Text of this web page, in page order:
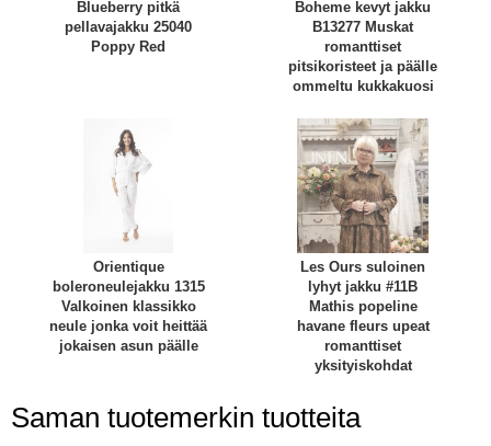
Blueberry pitkä
pellavajakku 25040
Poppy Red
Boheme kevyt jakku
B13277 Muskat
romanttiset
pitsikoristeet ja päälle
ommeltu kukkakuosi
Orientique
boleroneulejakku 1315
Valkoinen klassikko
neule jonka voit heittää
jokaisen asun päälle
Les Ours suloinen
lyhyt jakku #11B
Mathis popeline
havane fleurs upeat
romanttiset
yksityiskohdat
Saman tuotemerkin tuotteita